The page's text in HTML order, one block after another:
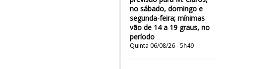
no sábado, domingo e
segunda-feira; mínimas
vão de 14 a 19 graus, no
período
Quinta 06/08/26 - 5h49